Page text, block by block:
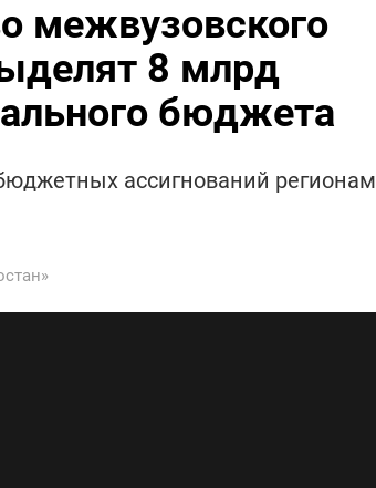
межвузовского
8 млрд
бюджета
ассигнований регионам